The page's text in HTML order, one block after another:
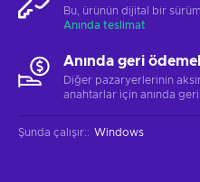
Bu, ürünün dijital bir
Anında teslimat
Anında geri
Diğer pazaryerlerinin
anahtarlar için anında geri
Şunda çalışır:: Windows